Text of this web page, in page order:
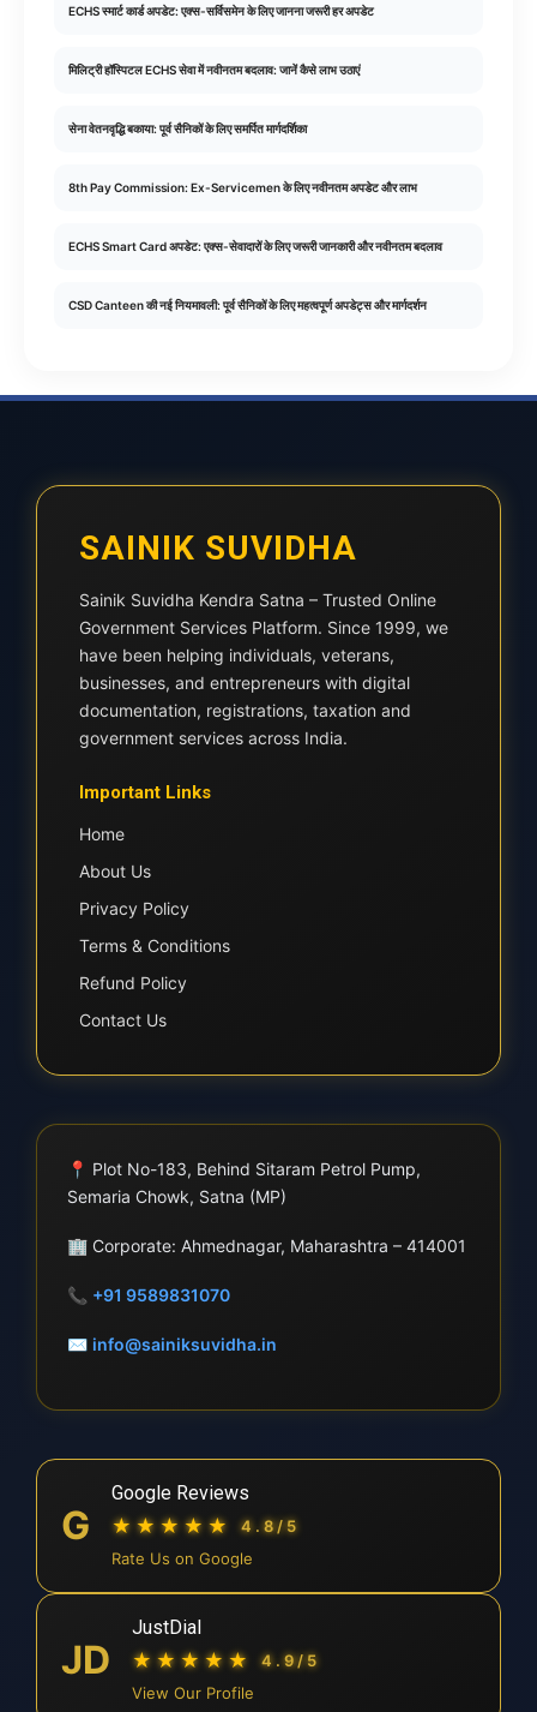
ECHS स्मार्ट कार्ड अपडेट: एक्स-सर्विसमेन के लिए जानना जरूरी हर अपडेट
मिलिट्री हॉस्पिटल ECHS सेवा में नवीनतम बदलाव: जानें कैसे लाभ उठाएं
सेना वेतनवृद्धि बकाया: पूर्व सैनिकों के लिए समर्पित मार्गदर्शिका
8th Pay Commission: Ex-Servicemen के लिए नवीनतम अपडेट और लाभ
ECHS Smart Card अपडेट: एक्स-सेवादारों के लिए जरूरी जानकारी और नवीनतम बदलाव
CSD Canteen की नई नियमावली: पूर्व सैनिकों के लिए महत्वपूर्ण अपडेट्स और मार्गदर्शन
SAINIK SUVIDHA
Sainik Suvidha Kendra Satna – Trusted Online
Government Services Platform. Since 1999, we
have been helping individuals, veterans,
businesses, and entrepreneurs with digital
documentation, registrations, taxation and
government services across India.
Important Links
Home
About Us
Privacy Policy
Terms & Conditions
Refund Policy
Contact Us
📍 Plot No-183, Behind Sitaram Petrol Pump,
Semaria Chowk, Satna (MP)
🏢 Corporate: Ahmednagar, Maharashtra – 414001
📞 +91 9589831070
✉ info@sainiksuvidha.in
G
Google Reviews
★★★★★
4.8/5
Rate Us on Google
JD
JustDial
★★★★★
4.9/5
View Our Profile